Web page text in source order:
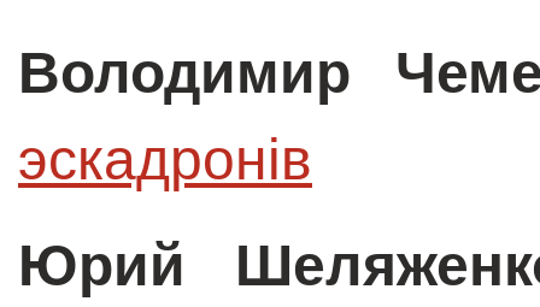
Володимир
эскадронiв
Юрий